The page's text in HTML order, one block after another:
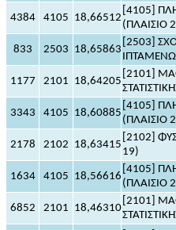
4384 4105 18,66512
[4105]
(ΠΛΑΙΣΙΟ
833 2503 18,65863
[2503]
1177 2101 18,64205
[2101]
3343 4105 18,60885
[4105]
(ΠΛΑΙΣΙΟ
2178 2102 18,63415
[2102]
19)
1634 4105 18,56616
[4105]
(ΠΛΑΙΣΙΟ
6852 2101 18,46310
[2101]